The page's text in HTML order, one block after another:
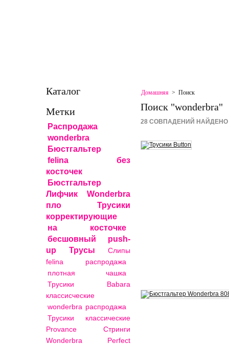
Каталог
Метки
Распродажа
wonderbra
Бюстгальтер
felina
без
косточек
Бюстгальтер
Лифчик Wonderbra
пло
Трусики
корректирующие
на косточке
бесшовный
push-
up
Трусы
Слипы
felina распродажа
плотная чашка
Трусики Babara
классисческие
wonderbra распродажа
Трусики классические
Provance
Стринги
Wonderbra Perfect
Домашняя > Поиск
Поиск "wonderbra"
28 СОВПАДЕНИЙ НАЙДЕНО